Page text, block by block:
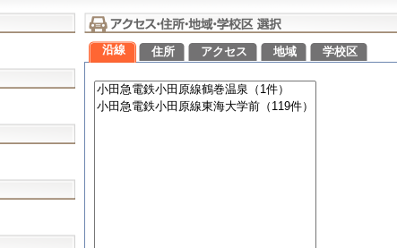
沿線 住所 アクセス 地域 学校区